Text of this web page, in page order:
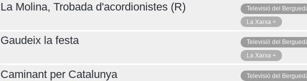
La Molina, Trobada d'acordionistes (R)
Televisió del
La Xarxa +
Gaudeix la festa
Televisió del
La Xarxa +
Caminant per Catalunya
Televisió del